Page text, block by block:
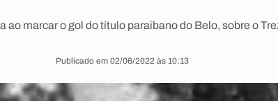
ao marcar o gol do título paraibano do Belo, sobre o
Publicado em 02/06/2022 às 10:13